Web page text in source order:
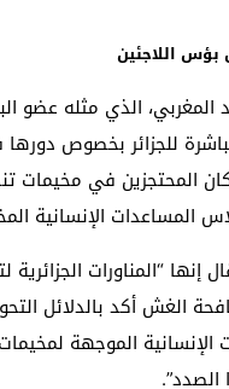
بؤس اللاجئين
المغربي، الذي مثله عضو
للجزائر بخصوص دورها
المحتجزين في مخيمات
المساعدات الإنسانية
إنها “المناورات
الغش أكد بالدلائل
الموجهة
الصدد”.